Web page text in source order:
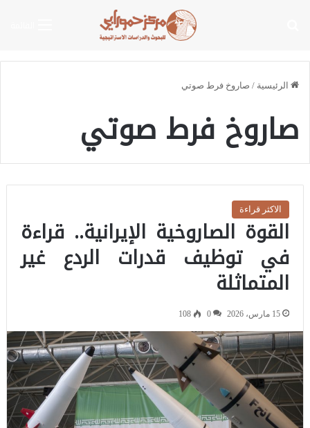
الرئيسية / صاروخ فرط صوتي
صاروخ فرط صوتي
الاكثر قراءة
القوة الصاروخية الإيرانية.. قراءة
في توظيف قدرات الردع غير
المتماثلة
15 مارس، 2026 0
108